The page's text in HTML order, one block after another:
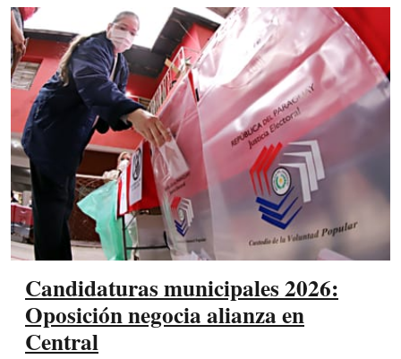
Candidaturas municipales 2026:
Oposición negocia alianza en
Central